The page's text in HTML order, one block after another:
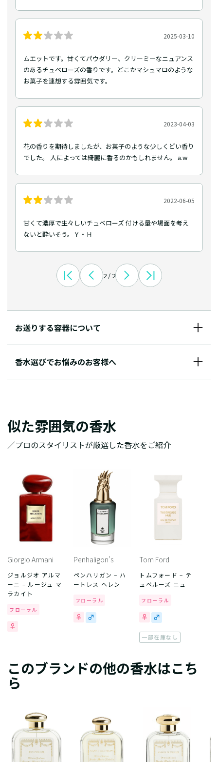
2025-03-10
ムエットです。甘くてパウダリー、クリーミーなニュアンス
のあるチュベローズの香りです。どこかマシュマロのような
お菓子を連想する雰囲気です。
2023-04-03
花の香りを期待しましたが、お菓子のような少しくどい香り
でした。 人によっては綺麗に香るのかもしれません。 a.w
2022-06-05
甘くて濃厚で生々しいチュベローズ 付ける量や場面を考え
ないと酔いそう。Ｙ・Ｈ
2 / 2
お送りする容器について
香水選びでお悩みのお客様へ
似た雰囲気の香水
／プロのスタイリストが厳選した香水をご紹介
Giorgio Armani
ジョルジオ アルマ
ーニ – ルージュ マ
ラカイト
フローラル
Penhaligon’s
ペンハリガン – ハ
ートレス ヘレン
フローラル
Tom Ford
トムフォード – テ
ュベルーズ ニュ
フローラル
一部在庫なし
このブランドの他の香水はこち
ら